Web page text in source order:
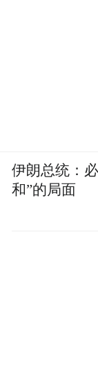
伊朗总统：
和”的局面